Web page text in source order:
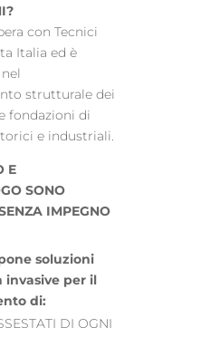
con Tecnici
Italia ed è
strutturale dei
fondazioni di
e industriali.
E
SONO
IMPEGNO
soluzioni
invasive per il
di:
DI OGNI